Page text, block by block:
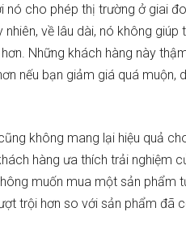
nó cho phép thị trường ở giai
nhiên, về lâu dài, nó không
Những khách hàng này
nếu bạn giảm giá quá
không mang lại hiệu quả
hàng ưa thích trải nghiệm
muốn mua một sản
trội hơn so với sản phẩm đã